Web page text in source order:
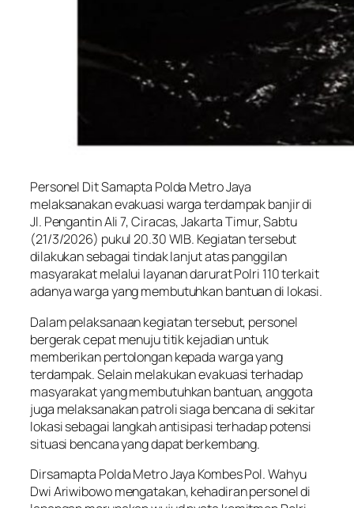
Personel Dit Samapta Polda Metro Jaya
melaksanakan evakuasi warga terdampak banjir di
Jl. Pengantin Ali 7, Ciracas, Jakarta Timur, Sabtu
(21/3/2026) pukul 20.30 WIB. Kegiatan tersebut
dilakukan sebagai tindak lanjut atas panggilan
masyarakat melalui layanan darurat Polri 110 terkait
adanya warga yang membutuhkan bantuan di lokasi.
Dalam pelaksanaan kegiatan tersebut, personel
bergerak cepat menuju titik kejadian untuk
memberikan pertolongan kepada warga yang
terdampak. Selain melakukan evakuasi terhadap
masyarakat yang membutuhkan bantuan, anggota
juga melaksanakan patroli siaga bencana di sekitar
lokasi sebagai langkah antisipasi terhadap potensi
situasi bencana yang dapat berkembang.
Dirsamapta Polda Metro Jaya Kombes Pol. Wahyu
Dwi Ariwibowo mengatakan, kehadiran personel di